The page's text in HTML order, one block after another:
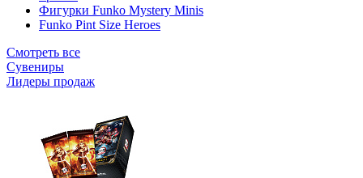
Фигурки Funko Mystery Minis
Funko Pint Size Heroes
Смотреть все
Сувениры
Лидеры продаж